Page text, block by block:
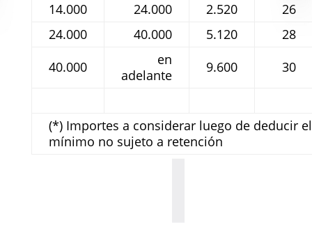
14.000
24.000 2.520
26
24.000
40.000 5.120
28
40.000
en
adelante
9.600 30
(*) Importes a considerar luego de deducir
mínimo no sujeto a retención